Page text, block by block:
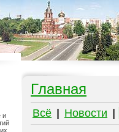
и
Главная
Всё Новости